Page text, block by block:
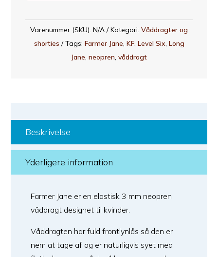
Varenummer (SKU): N/A Kategori: Våddragter og
shorties
Tags: Farmer Jane, KF, Level Six, Long
Jane, neopren, våddragt
Beskrivelse
Yderligere information
Farmer Jane er en elastisk 3 mm neopren
våddragt designet til kvinder.
Våddragten har fuld frontlynlås så den er
nem at tage af og er naturligvis syet med